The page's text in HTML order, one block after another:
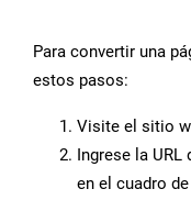
Para convertir una
estos pasos:
Visite el sitio
Ingrese la URL
en el cuadro